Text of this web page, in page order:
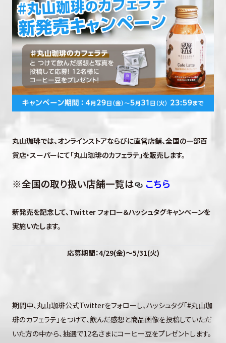
丸山珈琲では、オンラインストアならびに直営店舗、全国の一部百
貨店・スーパーにて「丸山珈琲のカフェラテ」を販売します。
※全国の取り扱い店舗一覧は こちら
新発売を記念して、Twitter フォロー＆ハッシュタグキャンペーンを
実施いたします。
応募期間：4/29(金)～5/31(火)
期間中、丸山珈琲公式Twitterをフォローし、ハッシュタグ「#丸山珈
琲のカフェラテ」をつけて、飲んだ感想と商品画像を投稿していただ
いた方の中から、抽選で12名さまにコーヒー豆をプレゼントします。